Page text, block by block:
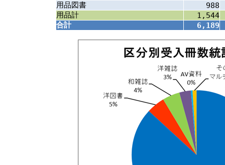
用品図書
988
用品計
1,544
合計
6,189